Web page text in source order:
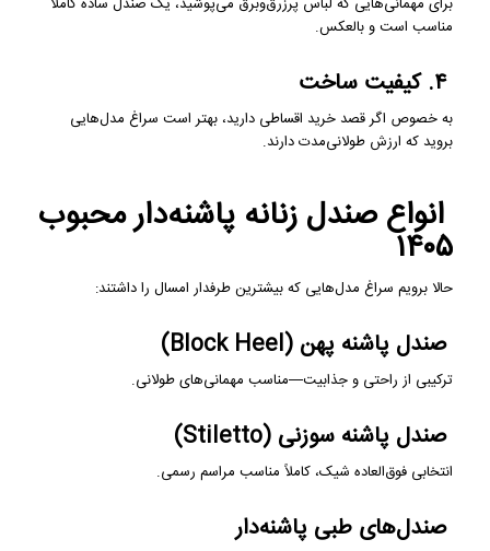
مناسب است و بالعکس.
۴. کیفیت ساخت
به خصوص اگر قصد خرید اقساطی دارید، بهتر است سراغ مدل‌هایی
بروید که ارزش طولانی‌مدت دارند.
انواع صندل زنانه پاشنه‌دار محبوب
۱۴۰۵
حالا برویم سراغ مدل‌هایی که بیشترین طرفدار امسال را داشتند:
صندل پاشنه پهن (Block Heel)
ترکیبی از راحتی و جذابیت—مناسب مهمانی‌های طولانی.
صندل پاشنه سوزنی (Stiletto)
انتخابی فوق‌العاده شیک، کاملاً مناسب مراسم رسمی.
صندل‌های طبی پاشنه‌دار